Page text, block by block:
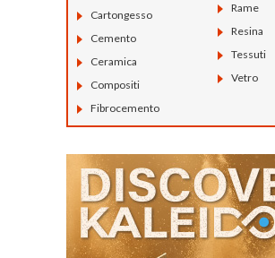
Cartongesso
Cemento
Ceramica
Compositi
Fibrocemento
Rame
Resina
Tessuti
Vetro